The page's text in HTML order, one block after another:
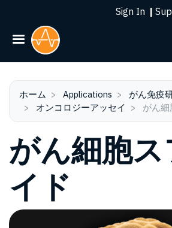
メ
ン
ン
ツ
移
動
Sign In |
ホーム Applications
がん免疫
オンコロジーアッセイ
がん
がん細胞ス
イド